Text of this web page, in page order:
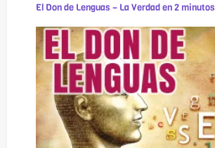
El Don de Lenguas – La Verdad en 2 minutos